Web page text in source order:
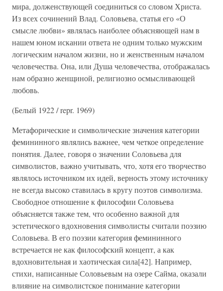
мира, долженствующей соединиться со словом Христа.
Из всех сочинений Влад. Соловьева, статья его «О
смысле любви» являлась наиболее объясняющей нам в
нашем юном искании ответа не одним только мужским
логическим началом жизни, но и женственным началом
человечества. Она, или Душа человечества, отображалась
нам образно женщиной, религиозно осмысливающей
любовь.
(Белый 1922 / repr. 1969)
Метафорические и символические значения категории
фемининного являлись важнее, чем четкое определение
понятия. Далее, говоря о значении Соловьева для
символистов, важно учитывать, что, хотя его творчество
являлось источником их идей, верность этому источнику
не всегда высоко ставилась в кругу поэтов символизма.
Свободное отношение к философии Соловьева
объясняется также тем, что особенно важной для
эстетического вдохновения символисты считали поэзию
Соловьева. В его поэзии категория фемининного
встречается не как философский концепт, а как
вдохновительная и хаотическая сила[42]. Например,
стихи, написанные Соловьевым на озере Сайма, оказали
влияние на символистское понимание категории